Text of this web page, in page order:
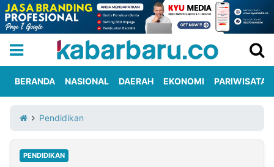
Iklan
Berita
Kami
BERANDA NASIONAL DAERAH EKONOMI PARIWISATA
Pendidikan
PENDIDIKAN